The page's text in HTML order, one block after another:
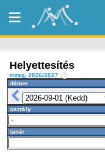
Helyettesítés
mzsg, 2026/2027 ?
dátum
osztály
tanár